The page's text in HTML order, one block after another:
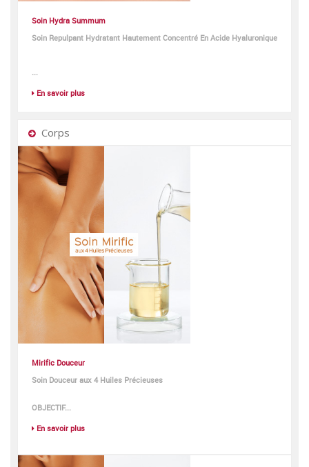
Soin Hydra Summum
Soin Repulpant Hydratant Hautement Concentré En Acide Hyaluronique
...
En savoir plus
Corps
Mirific Douceur
Soin Douceur aux 4 Huiles Précieuses
OBJECTIF...
En savoir plus